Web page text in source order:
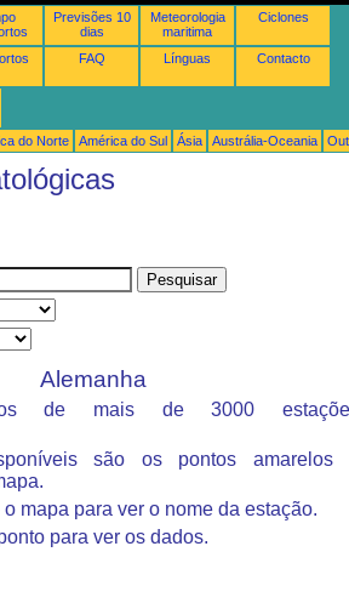
Previsões 10
dias
Meteorologia
maritima
Ciclones
FAQ Línguas Contacto
do Norte América do Sul Ásia Austrália-Oceania
Alemanha
de mais de 3000
são os pontos amarelos
mapa para ver o nome da estação.
para ver os dados.